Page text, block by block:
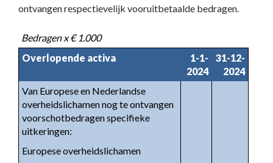
ontvangen respectievelijk vooruitbetaalde bedragen.
Bedragen x € 1.000
Overlopende activa
1-1-
2024
31-12-
2024
Van Europese en Nederlandse
overheidslichamen nog te ontvangen
voorschotbedragen specifieke
uitkeringen:
Europese overheidslichamen